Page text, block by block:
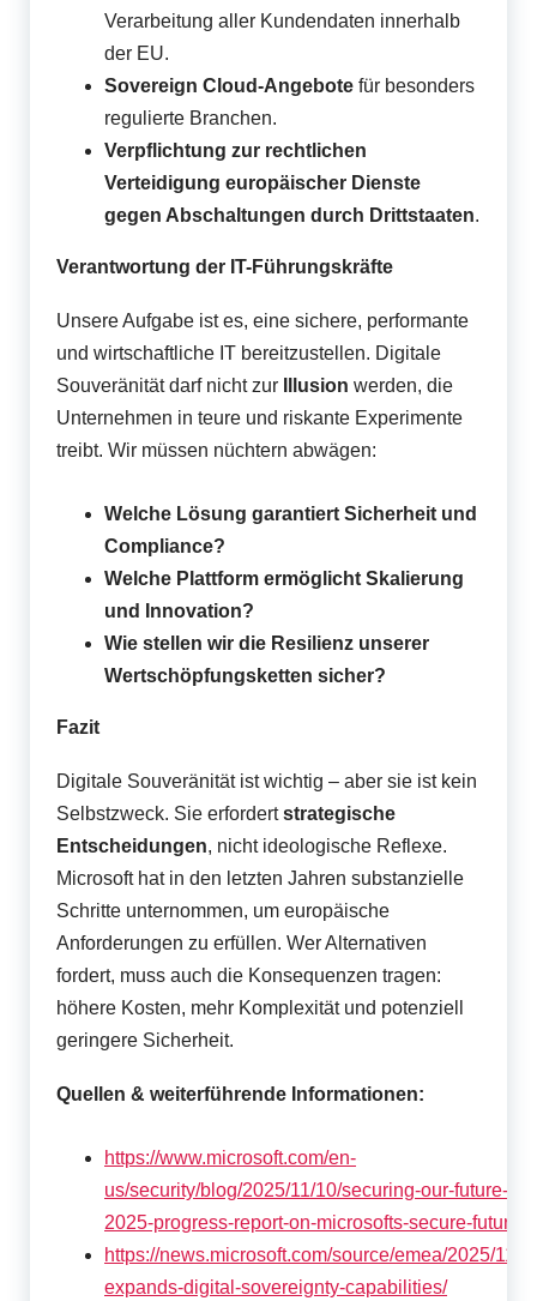
Verarbeitung aller Kundendaten innerhalb
der EU.
Sovereign Cloud-Angebote für besonders
regulierte Branchen.
Verpflichtung zur rechtlichen
Verteidigung europäischer Dienste
gegen Abschaltungen durch Drittstaaten.
Verantwortung der IT-Führungskräfte
Unsere Aufgabe ist es, eine sichere, performante
und wirtschaftliche IT bereitzustellen. Digitale
Souveränität darf nicht zur
Illusion werden, die
Unternehmen in teure und riskante Experimente
treibt. Wir müssen nüchtern abwägen:
Welche Lösung garantiert Sicherheit und
Compliance?
Welche Plattform ermöglicht Skalierung
und Innovation?
Wie stellen wir die Resilienz unserer
Wertschöpfungsketten sicher?
Fazit
Digitale Souveränität ist wichtig – aber sie ist kein
Selbstzweck. Sie erfordertstrategische
Entscheidungen, nicht ideologische Reflexe.
Microsoft hat in den letzten Jahren substanzielle
Schritte unternommen, um europäische
Anforderungen zu erfüllen. Wer Alternativen
fordert, muss auch die Konsequenzen tragen:
höhere Kosten, mehr Komplexität und potenziell
geringere Sicherheit.
Quellen & weiterführende Informationen:
https://www.microsoft.com/en-
us/security/blog/2025/11/10/securing-our-future-
2025-progress-report-on-microsofts-secure-future-
https://news.microsoft.com/source/emea/2025/11/
expands-digital-sovereignty-capabilities/